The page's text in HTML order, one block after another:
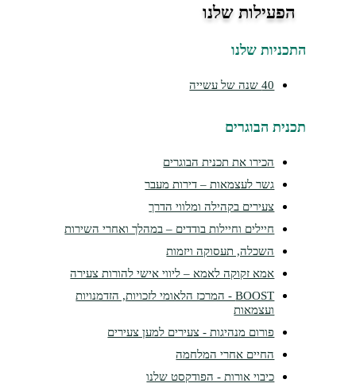
הפעילות שלנו
התכניות שלנו
תכנית הבוגרים
הכירו את תכנית הבוגרים
גשר לעצמאות – דירות מעבר
צעירים בקהילה ומלווי הדרך
חיילים וחיילות בודדים – במהלך ואחרי השירות
השכלה, תעסוקה ויזמות
אמא זקוקה לאמא – ליווי אישי להורות צעירה
BOOST - המרכז הלאומי לזכויות, הזדמנויות
ועצמאות
פורום מנהיגות - צעירים למען צעירים
החיים אחרי המלחמה
כיבוי אורות - הפודקסט שלנו